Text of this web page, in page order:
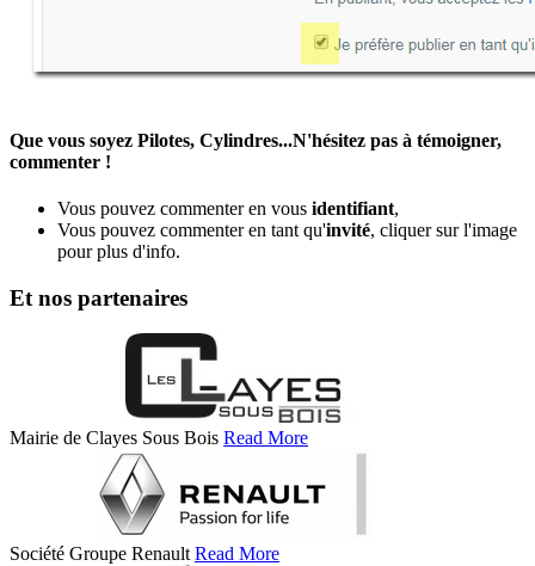
Que vous soyez Pilotes, Cylindres...N'hésitez pas à témoigner,
commenter !
Vous pouvez commenter en vous identifiant,
Vous pouvez commenter en tant qu'invité, cliquer sur l'image
pour plus d'info.
Et nos partenaires
Mairie de Clayes Sous Bois Read More
Société Groupe Renault Read More